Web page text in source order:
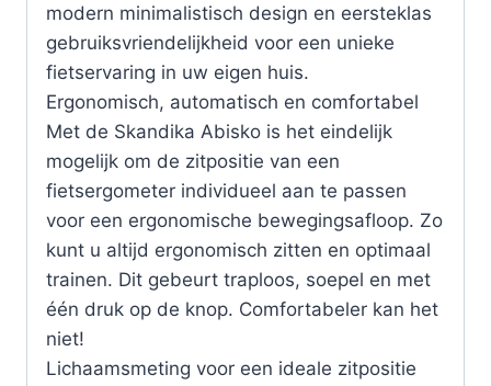
modern minimalistisch design en eersteklas
gebruiksvriendelijkheid voor een unieke
fietservaring in uw eigen huis.
Ergonomisch, automatisch en comfortabel
Met de Skandika Abisko is het eindelijk
mogelijk om de zitpositie van een
fietsergometer individueel aan te passen
voor een ergonomische bewegingsafloop. Zo
kunt u altijd ergonomisch zitten en optimaal
trainen. Dit gebeurt traploos, soepel en met
één druk op de knop. Comfortabeler kan het
niet!
Lichaamsmeting voor een ideale zitpositie